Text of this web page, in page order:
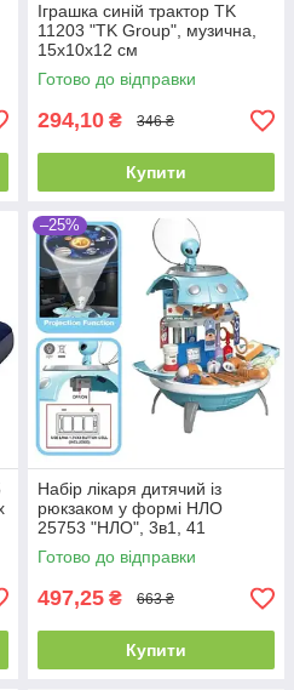
Іграшка синій трактор TK
11203 "TK Group", музична,
15х10х12 см
Готово до відправки
294,10 ₴ 346 ₴
Купити
–25%
Набір лікаря дитячий із
рюкзаком у формі НЛО
25753 "НЛО", 3в1, 41
елемент, з проєктором
галактик, висота 46 см
Готово до відправки
497,25 ₴ 663 ₴
Купити